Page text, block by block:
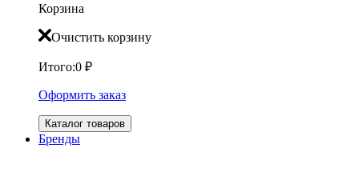
Корзина
Очистить корзину
Итого:0 ₽
Оформить заказ
Каталог товаров
Бренды